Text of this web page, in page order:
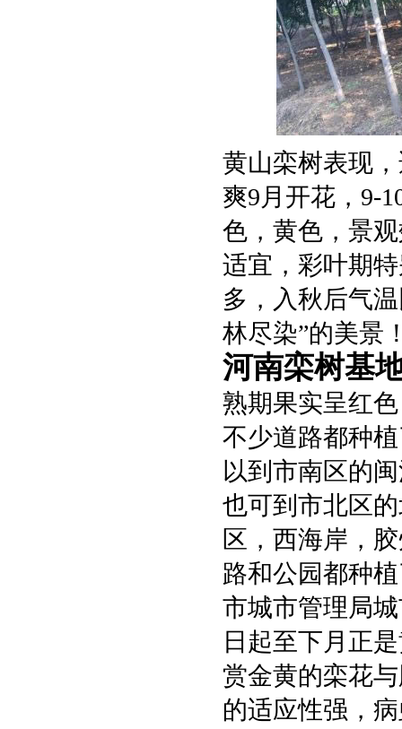
黄山栾树表现
爽9月开花，9-
色，黄色，景
适宜，彩叶期
多，入秋后气
林尽染”的美景
河南栾树基
熟期果实呈红
不少道路都种
以到市南区的
也可到市北区
区，西海岸，
路和公园都种
市城市管理局
日起至下月正
赏金黄的栾花
的适应性强，